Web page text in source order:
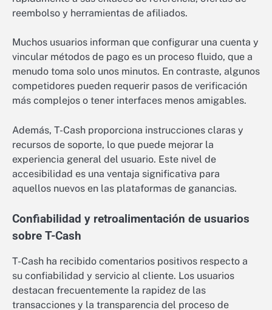
reembolso y herramientas de afiliados.
Muchos usuarios informan que configurar una cuenta y
vincular métodos de pago es un proceso fluido, que a
menudo toma solo unos minutos. En contraste, algunos
competidores pueden requerir pasos de verificación
más complejos o tener interfaces menos amigables.
Además, T-Cash proporciona instrucciones claras y
recursos de soporte, lo que puede mejorar la
experiencia general del usuario. Este nivel de
accesibilidad es una ventaja significativa para
aquellos nuevos en las plataformas de ganancias.
Confiabilidad y retroalimentación de usuarios
sobre T-Cash
T-Cash ha recibido comentarios positivos respecto a
su confiabilidad y servicio al cliente. Los usuarios
destacan frecuentemente la rapidez de las
transacciones y la transparencia del proceso de